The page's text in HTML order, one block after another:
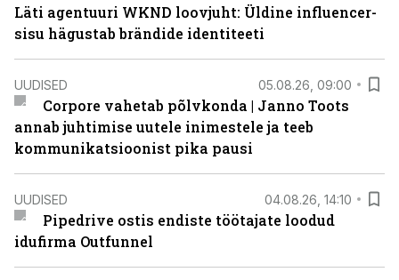
Läti agentuuri WKND loovjuht: Üldine influencer-
sisu hägustab brändide identiteeti
UUDISED 05.08.26, 09:00
Corpore vahetab põlvkonda | Janno Toots
annab juhtimise uutele inimestele ja teeb
kommunikatsioonist pika pausi
UUDISED 04.08.26, 14:10
Pipedrive ostis endiste töötajate loodud
idufirma Outfunnel